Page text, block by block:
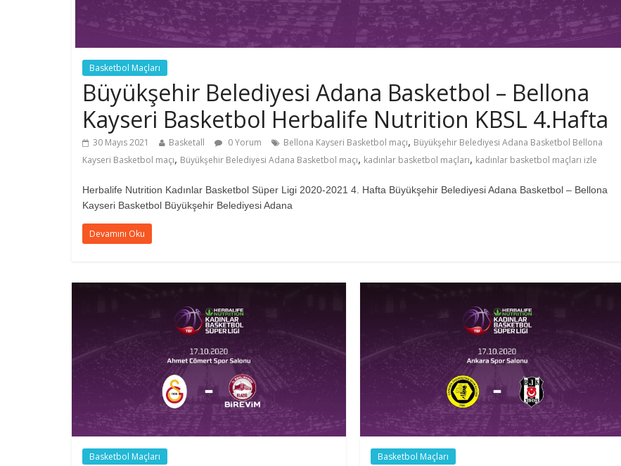
Basketbol Maçları
Büyükşehir Belediyesi Adana Basketbol – Bellona
Kayseri Basketbol Herbalife Nutrition KBSL 4.Hafta
30 Mayıs 2021 Basketall 0 Yorum Bellona Kayseri Basketbol maçı, Büyükşehir Belediyesi Adana Basketbol Bellona
Kayseri Basketbol maçı, Büyükşehir Belediyesi Adana Basketbol maçı, kadınlar basketbol maçları, kadınlar basketbol maçları izle
Herbalife Nutrition Kadınlar Basketbol Süper Ligi 2020-2021 4. Hafta Büyükşehir Belediyesi Adana Basketbol – Bellona
Kayseri Basketbol Büyükşehir Belediyesi Adana
Devamını Oku
Basketbol Maçları Basketbol Maçları